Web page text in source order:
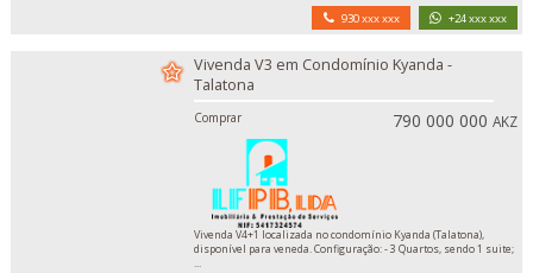
930 xxx xxx +24 xxx xxx
Vivenda V3 em Condomínio Kyanda -
Talatona
Comprar 790 000 000AKZ
Vivenda V4+1 localizada no condomínio Kyanda (Talatona),
disponível para veneda. Configuração: - 3 Quartos, sendo 1 suite;
...